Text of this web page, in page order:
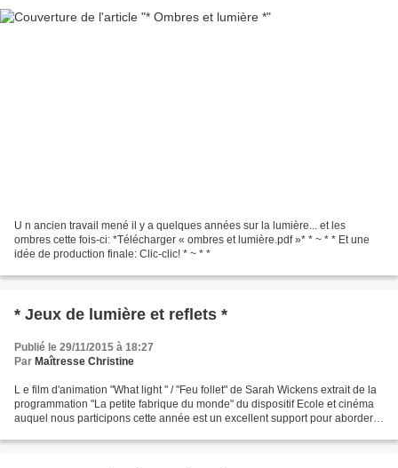
U n ancien travail mené il y a quelques années sur la lumière... et les
ombres cette fois-ci: *Télécharger « ombres et lumière.pdf »* * ~ * * Et une
idée de production finale: Clic-clic! * ~ * *
* Jeux de lumière et reflets *
Publié le 29/11/2015 à 18:27
Par Maîtresse Christine
L e film d'animation "What light " / "Feu follet" de Sarah Wickens extrait de la
programmation "La petite fabrique du monde" du dispositif Ecole et cinéma
auquel nous participons cette année est un excellent support pour aborder